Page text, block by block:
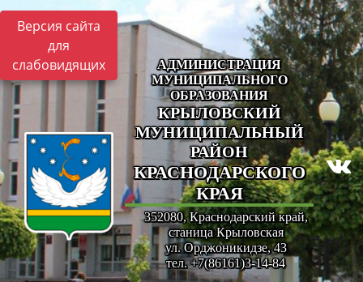
Версия сайта
для
слабовидящих
АДМИНИСТРАЦИЯ
МУНИЦИПАЛЬНОГО
ОБРАЗОВАНИЯ
КРЫЛОВСКИЙ
МУНИЦИПАЛЬНЫЙ
РАЙОН
КРАСНОДАРСКОГО
КРАЯ
352080, Краснодарский край,
станица Крыловская
ул. Орджоникидзе, 43
тел. +7(86161)3-14-84